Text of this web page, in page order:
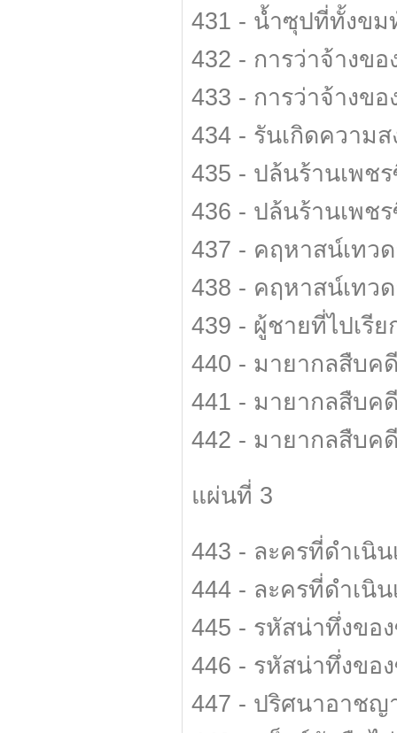
431 - น้ำซุปที่ทั้งขม
432 - การว่าจ้างข
433 - การว่าจ้างข
434 - รันเกิดความส
435 - ปล้นร้านเพช
436 - ปล้นร้านเพช
437 - คฤหาสน์เทว
438 - คฤหาสน์เทว
439 - ผู้ชายที่ไปเรี
440 - มายากลสืบค
441 - มายากลสืบค
442 - มายากลสืบค
แผ่นที่ 3
443 - ละครที่ดำเนิ
444 - ละครที่ดำเนิ
445 - รหัสน่าทึ่งขอ
446 - รหัสน่าทึ่งขอ
447 - ปริศนาอาช